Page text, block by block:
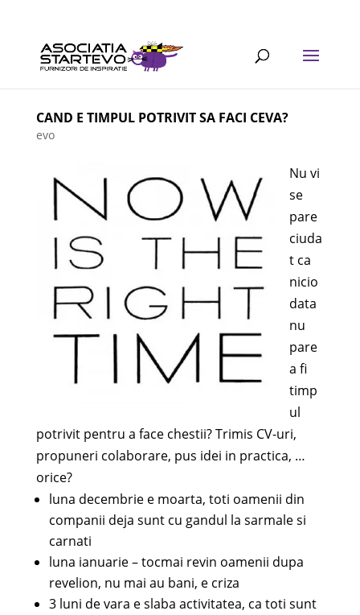
CAND E TIMPUL POTRIVIT SA FACI CEVA?
evo
Nu vi
se
pare
ciuda
t ca
nicio
data
nu
pare
a fi
timp
ul
potrivit pentru a face chestii? Trimis CV-uri,
propuneri colaborare, pus idei in practica, …
orice?
luna decembrie e moarta, toti oamenii din
companii deja sunt cu gandul la sarmale si
carnati
luna ianuarie – tocmai revin oamenii dupa
revelion, nu mai au bani, e criza
3 luni de vara e slaba activitatea, ca toti sunt